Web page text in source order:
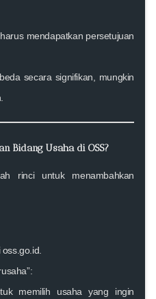
mendapatkan persetujuan
secara signifikan, mungkin
Bidang Usaha di OSS?
rinci untuk menambahkan
oss.go.id
memilih usaha yang ingin